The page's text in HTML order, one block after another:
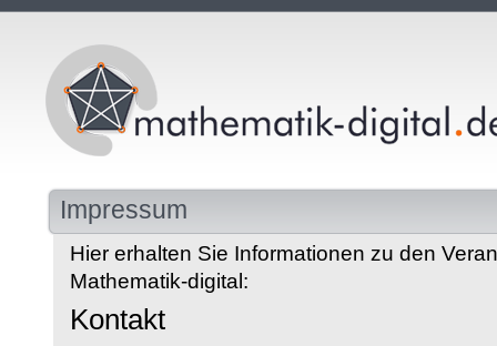
Impressum
Hier erhalten Sie Informationen zu den
Mathematik-digital:
Kontakt